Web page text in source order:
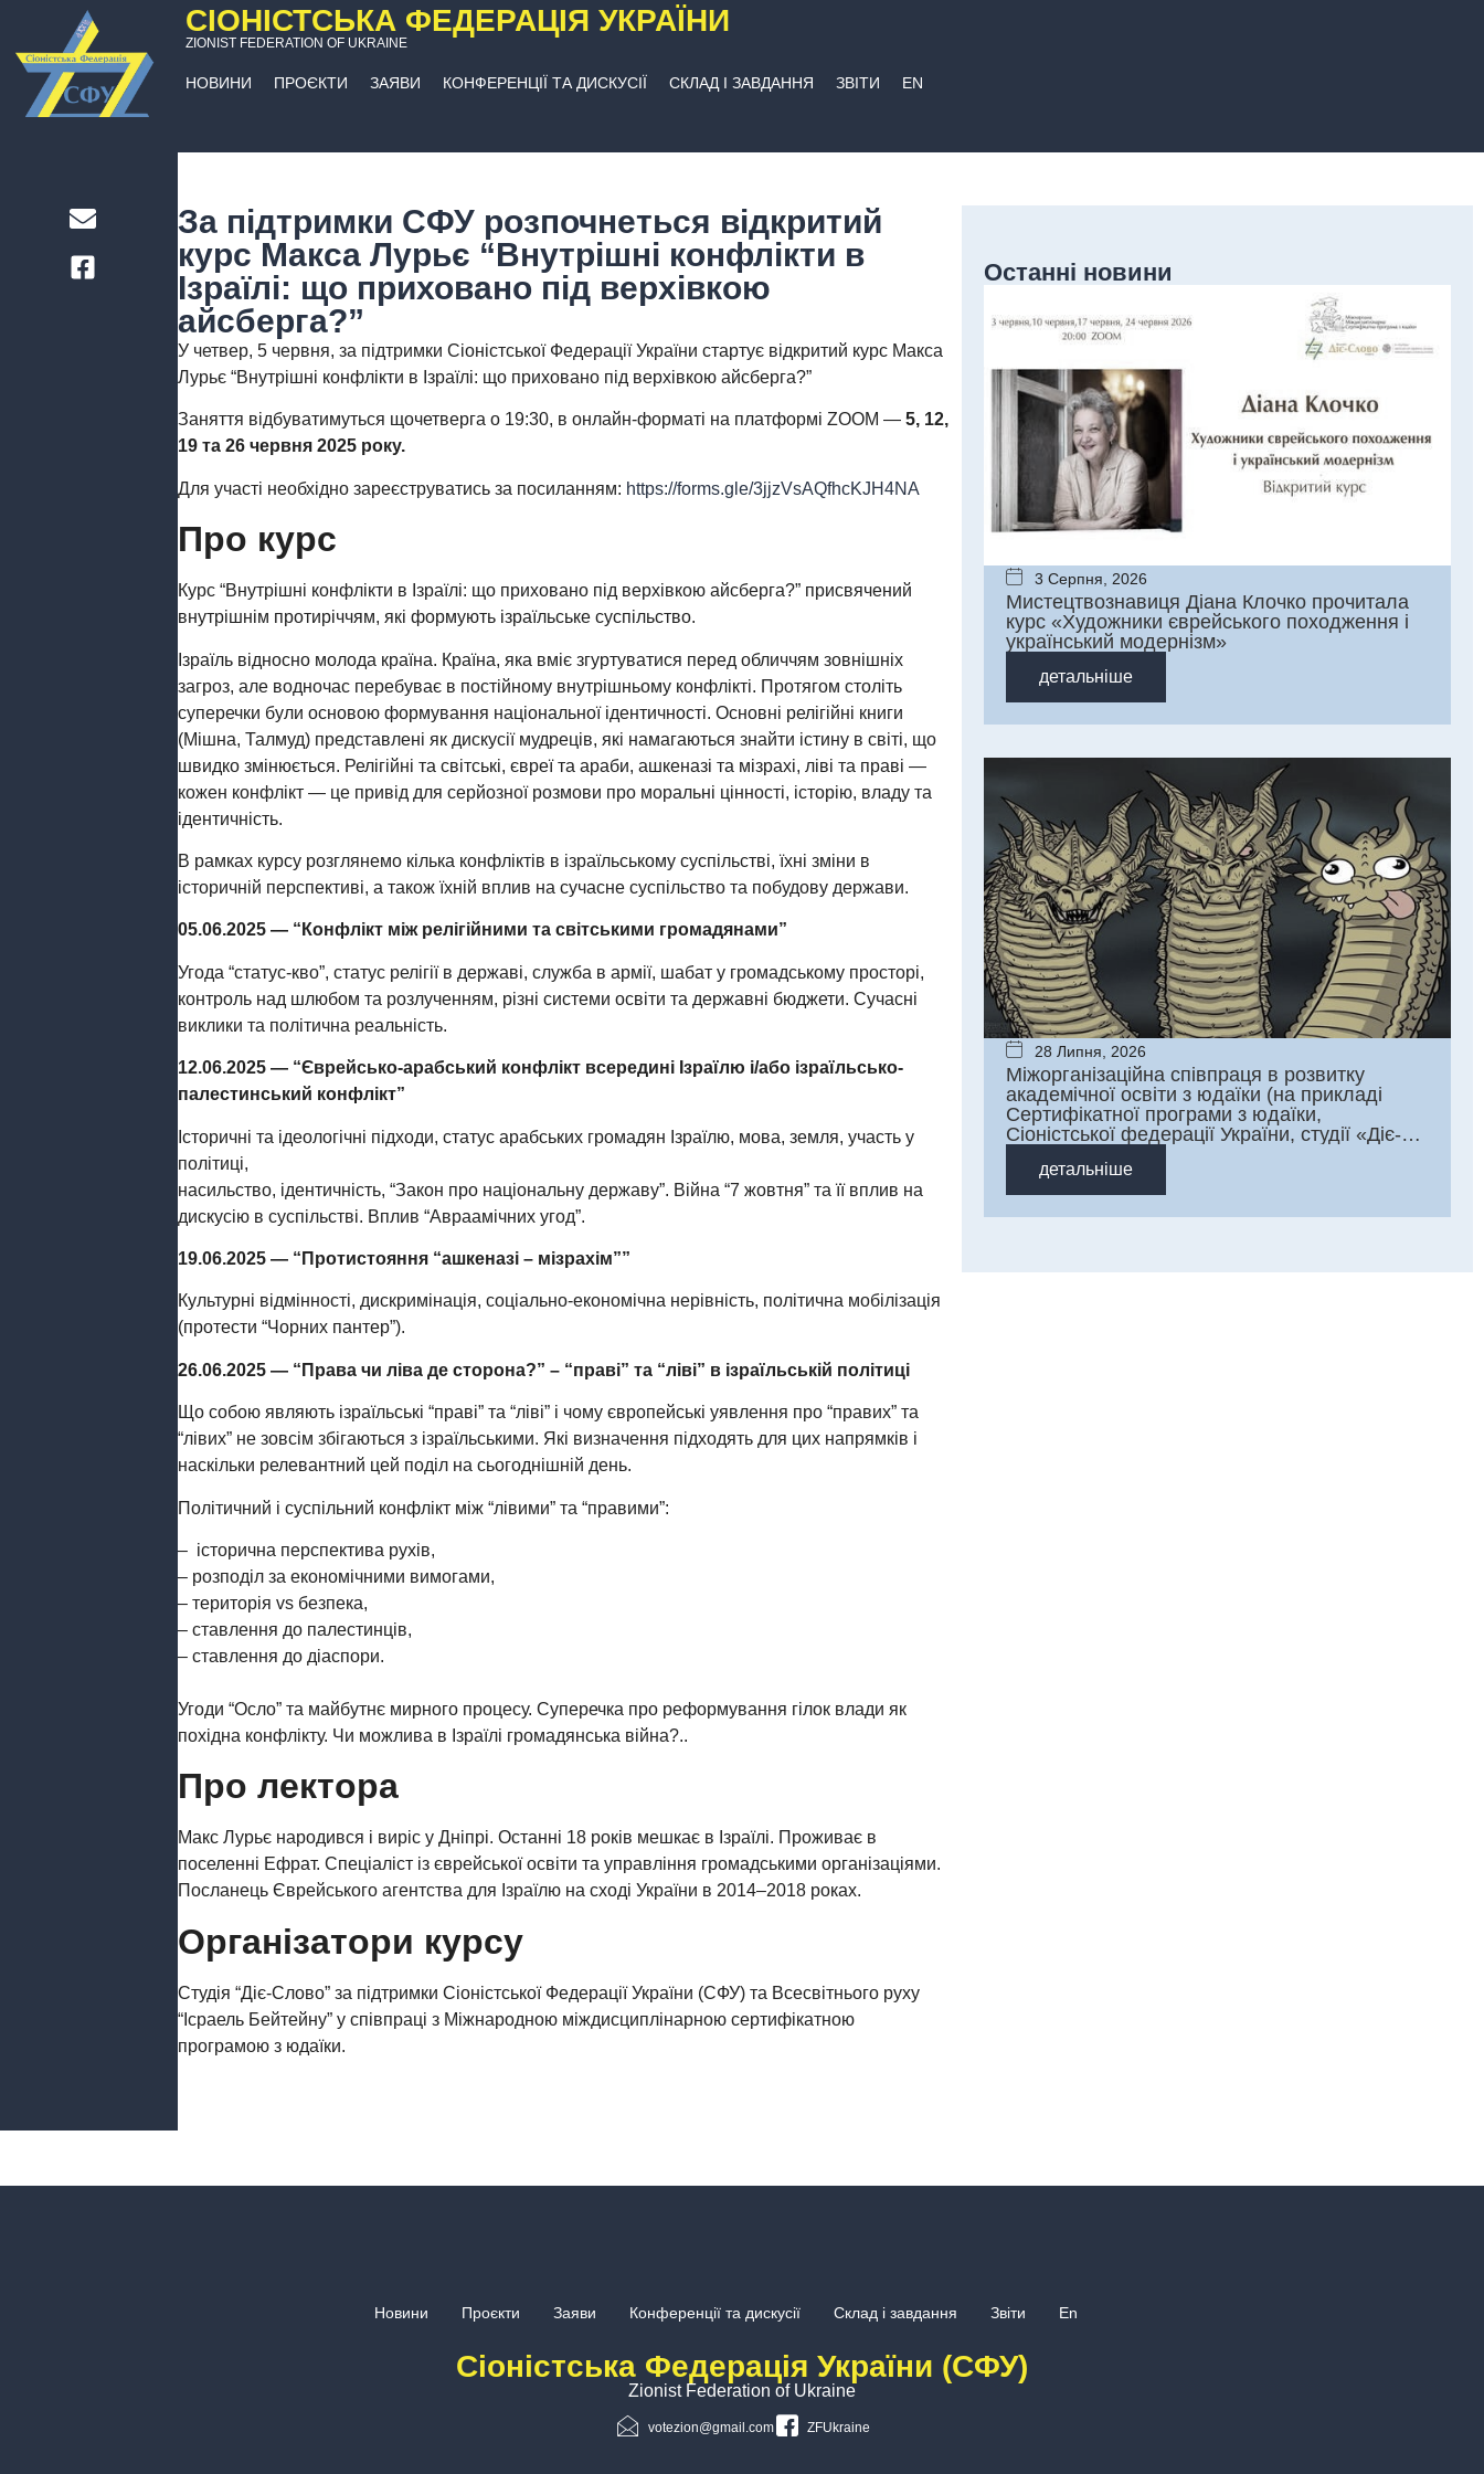
СІОНІСТСЬКА ФЕДЕРАЦІЯ УКРАЇНИ
ZIONIST FEDERATION OF UKRAINE
НОВИНИ ПРОЄКТИ ЗАЯВИ КОНФЕРЕНЦІЇ ТА ДИСКУСІЇ СКЛАД І ЗАВДАННЯ ЗВІТИ EN
За підтримки СФУ розпочнеться відкритий
курс Макса Лурьє “Внутрішні конфлікти в
Ізраїлі: що приховано під верхівкою
айсберга?”
У четвер, 5 червня, за підтримки Сіоністської Федерації України стартує відкритий курс Макса
Лурьє “Внутрішні конфлікти в Ізраїлі: що приховано під верхівкою айсберга?”
Заняття відбуватимуться щочетверга о 19:30, в онлайн-форматі на платформі ZOOM —5, 12,
19 та 26 червня 2025 року.
Для участі необхідно зареєструватись за посиланням: https://forms.gle/3jjzVsAQfhcKJH4NA
Про курс
Курс “Внутрішні конфлікти в Ізраїлі: що приховано під верхівкою айсберга?” присвячений
внутрішнім протиріччям, які формують ізраїльське суспільство.
Ізраїль відносно молода країна. Країна, яка вміє згуртуватися перед обличчям зовнішніх
загроз, але водночас перебуває в постійному внутрішньому конфлікті. Протягом століть
суперечки були основою формування національної ідентичності. Основні релігійні книги
(Мішна, Талмуд) представлені як дискусії мудреців, які намагаються знайти істину в світі, що
швидко змінюється. Релігійні та світські, євреї та араби, ашкеназі та мізрахі, ліві та праві —
кожен конфлікт — це привід для серйозної розмови про моральні цінності, історію, владу та
ідентичність.
В рамках курсу розглянемо кілька конфліктів в ізраїльському суспільстві, їхні зміни в
історичній перспективі, а також їхній вплив на сучасне суспільство та побудову держави.
05.06.2025 — “Конфлікт між релігійними та світськими громадянами”
Угода “статус-кво”, статус релігії в державі, служба в армії, шабат у громадському просторі,
контроль над шлюбом та розлученням, різні системи освіти та державні бюджети. Сучасні
виклики та політична реальність.
12.06.2025 — “Єврейсько-арабський конфлікт всередині Ізраїлю і/або ізраїльсько-
палестинський конфлікт”
Історичні та ідеологічні підходи, статус арабських громадян Ізраїлю, мова, земля, участь у
політиці,
насильство, ідентичність, “Закон про національну державу”. Війна “7 жовтня” та її вплив на
дискусію в суспільстві. Вплив “Авраамічних угод”.
19.06.2025 — “Протистояння “aшкеназі – мізрахім””
Культурні відмінності, дискримінація, соціально-економічна нерівність, політична мобілізація
(протести “Чорних пантер”).
26.06.2025 — “Права чи ліва де сторона?” – “праві” та “ліві” в ізраїльській політиці
Що собою являють ізраїльські “праві” та “ліві” і чому європейські уявлення про “правих” та
“лівих” не зовсім збігаються з ізраїльськими. Які визначення підходять для цих напрямків і
наскільки релевантний цей поділ на сьогоднішній день.
Політичний і суспільний конфлікт між “лівими” та “правими”:
– історична перспектива рухів,
– розподіл за економічними вимогами,
– територія vs безпека,
– ставлення до палестинців,
– ставлення до діаспори.
Угоди “Осло” та майбутнє мирного процесу. Суперечка про реформування гілок влади як
похідна конфлікту. Чи можлива в Ізраїлі громадянська війна?..
Про лектора
Макс Лурьє народився і виріс у Дніпрі. Останні 18 років мешкає в Ізраїлі. Проживає в
поселенні Ефрат. Спеціаліст із єврейської освіти та управління громадськими організаціями.
Посланець Єврейського агентства для Ізраїлю на сході України в 2014–2018 роках.
Організатори курсу
Студія “Діє-Слово” за підтримки Сіоністської Федерації України (СФУ) та Всесвітнього руху
“Ісраель Бейтейну” у співпраці з Міжнародною міждисциплінарною сертифікатною
програмою з юдаїки.
Останні новини
3 Серпня, 2026
Мистецтвознавиця Діана Клочко прочитала
курс «Художники єврейського походження і
український модернізм»
детальніше
28 Липня, 2026
Міжорганізаційна співпраця в розвитку
академічної освіти з юдаїки (на прикладі
Сертифікатної програми з юдаїки,
Сіоністської федерації України, студії «Діє-
детальніше
Новини Проєкти Заяви Конференції та дискусії Склад і завдання Звіти En
Сіоністська Федерація України (СФУ)
Zionist Federation of Ukraine
votezion@gmail.com ZFUkraine